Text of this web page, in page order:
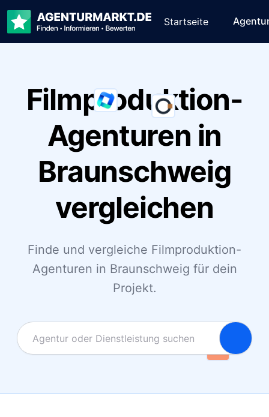
Startseite
Filmproduktion-
Agenturen in
Braunschweig
vergleichen
Finde und vergleiche Filmproduktion-
Agenturen in Braunschweig für dein
Projekt.